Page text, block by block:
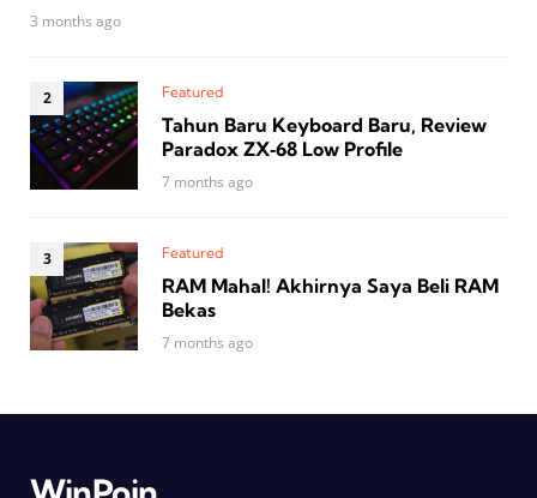
3 months ago
Featured
Tahun Baru Keyboard Baru, Review
Paradox ZX‑68 Low Profile
7 months ago
Featured
RAM Mahal! Akhirnya Saya Beli RAM
Bekas
7 months ago